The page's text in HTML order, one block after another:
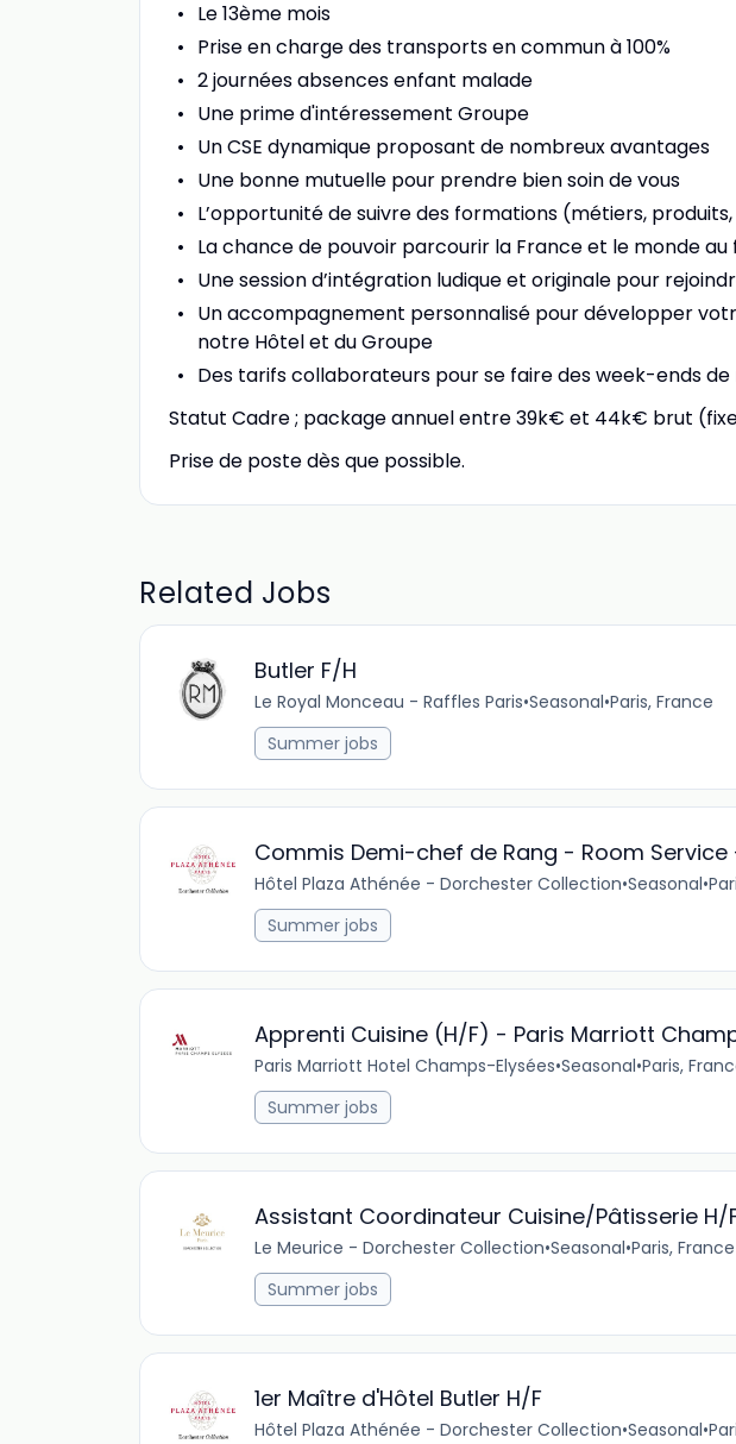
Le 13ème mois
Prise en charge des transports en commun à 100%
2 journées absences enfant malade
Une prime d'intéressement Groupe
Un CSE dynamique proposant de nombreux avantages
Une bonne mutuelle pour prendre bien soin de vous
L’opportunité de suivre des formations (métiers,
La chance de pouvoir parcourir la France et le monde au
Une session d’intégration ludique et originale pour
Un accompagnement personnalisé pour développer
notre Hôtel et du Groupe
Des tarifs collaborateurs pour se faire des week-ends de
Statut Cadre ; package annuel entre 39k€ et 44k€ brut
Prise de poste dès que possible.
Related Jobs
Butler F/H
Le Royal Monceau - Raffles Paris•Seasonal•Paris, France
Summer jobs
Commis Demi-chef de Rang - Room Service
Hôtel Plaza Athénée - Dorchester Collection•Seasonal•
Summer jobs
Apprenti Cuisine (H/F) - Paris Marriott
Paris Marriott Hotel Champs-Elysées•Seasonal•Paris,
Summer jobs
Assistant Coordinateur Cuisine/Pâtisserie H/
Le Meurice - Dorchester Collection•Seasonal•Paris, France
Summer jobs
1er Maître d'Hôtel Butler H/F
Hôtel Plaza Athénée - Dorchester Collection•Seasonal•